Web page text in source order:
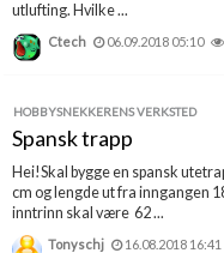
utlufting. Hvilke ...
Ctech 06.09.2018 05:10
HOBBYSNEKKERENS VERKSTED
Spansk trapp
Hei!Skal bygge en spansk
cm og lengde ut fra inngangen
inntrinn skal være 62 ...
Tonyschj 16.08.2018 16:41